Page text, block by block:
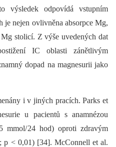
výsledek odpovídá vstupním
je nejen ovlivněna absorpce Mg,
stolicí. Z výše uvedených dat
IC oblasti zánětlivým
dopad na magnesurii jako
i v jiných pracích. Parks et
u pacientů s anamnézou
24 hod) oproti zdravým
p < 0,01) [34]. McConnell et al.